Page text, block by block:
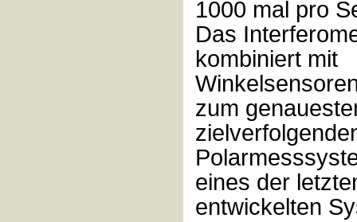
1000 mal pro
Das
kombiniert mit
zum
eines der
entwickelten